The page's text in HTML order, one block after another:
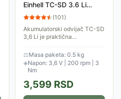
Einhell TC-SD 3.6 Li
4513442 (101)
Akumulatorski odvijač TC-SD
3,6 Li je praktična
sam entuzijaste. Zahvaljujući
okretnoj dršci može se na
jednostavan...
⚖Masa paketa: 0.5 kg
◈Napon: 3,6 V | 200 rpm | 3
Nm
3,599 RSD